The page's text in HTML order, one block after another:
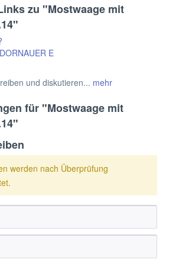
zu "Mostwaage mit
E
und diskutieren... mehr
für "Mostwaage mit
werden nach Überprüfung